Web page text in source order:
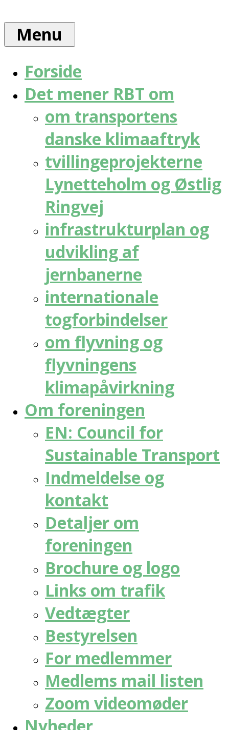
content
for
bæredygtig
trafik
Menu
Forside
Det mener RBT om
om transportens
danske klimaaftryk
tvillingeprojekterne
Lynetteholm og Østlig
Ringvej
infrastrukturplan og
udvikling af
jernbanerne
internationale
togforbindelser
om flyvning og
flyvningens
klimapåvirkning
Om foreningen
EN: Council for
Sustainable Transport
Indmeldelse og
kontakt
Detaljer om
foreningen
Brochure og logo
Links om trafik
Vedtægter
Bestyrelsen
For medlemmer
Medlems mail listen
Zoom videomøder
Nyheder